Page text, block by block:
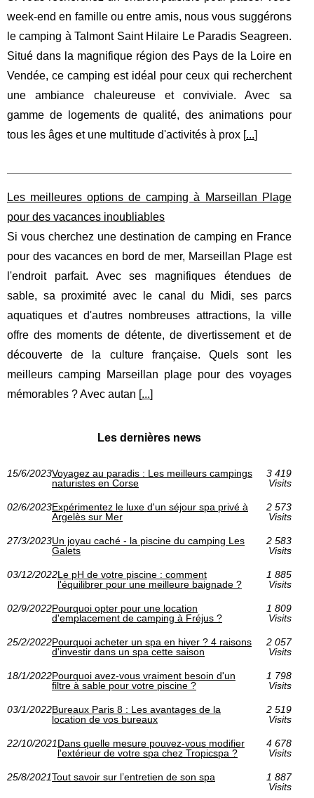
week-end en famille ou entre amis, nous vous suggérons
le camping à Talmont Saint Hilaire Le Paradis Seagreen.
Situé dans la magnifique région des Pays de la Loire en
Vendée, ce camping est idéal pour ceux qui recherchent
une ambiance chaleureuse et conviviale. Avec sa
gamme de logements de qualité, des animations pour
tous les âges et une multitude d'activités à prox [...]
Les meilleures options de camping à Marseillan Plage
pour des vacances inoubliables
Si vous cherchez une destination de camping en France
pour des vacances en bord de mer, Marseillan Plage est
l'endroit parfait. Avec ses magnifiques étendues de
sable, sa proximité avec le canal du Midi, ses parcs
aquatiques et d'autres nombreuses attractions, la ville
offre des moments de détente, de divertissement et de
découverte de la culture française. Quels sont les
meilleurs camping Marseillan plage pour des voyages
mémorables ? Avec autan [...]
Les dernières news
15/6/2023Voyagez au paradis : Les meilleurs campings
naturistes en Corse
3 419
Visits
02/6/2023Expérimentez le luxe d'un séjour spa privé à
Argelès sur Mer
2 573
Visits
27/3/2023Un joyau caché - la piscine du camping Les
Galets
2 583
Visits
03/12/2022Le pH de votre piscine : comment
l'équilibrer pour une meilleure baignade ?
1 885
Visits
02/9/2022Pourquoi opter pour une location
d'emplacement de camping à Fréjus ?
1 809
Visits
25/2/2022Pourquoi acheter un spa en hiver ? 4 raisons
d'investir dans un spa cette saison
2 057
Visits
18/1/2022Pourquoi avez-vous vraiment besoin d'un
filtre à sable pour votre piscine ?
1 798
Visits
03/1/2022Bureaux Paris 8 : Les avantages de la
location de vos bureaux
2 519
Visits
22/10/2021Dans quelle mesure pouvez-vous modifier
l'extérieur de votre spa chez Tropicspa ?
4 678
Visits
25/8/2021Tout savoir sur l’entretien de son spa
1 887
Visits